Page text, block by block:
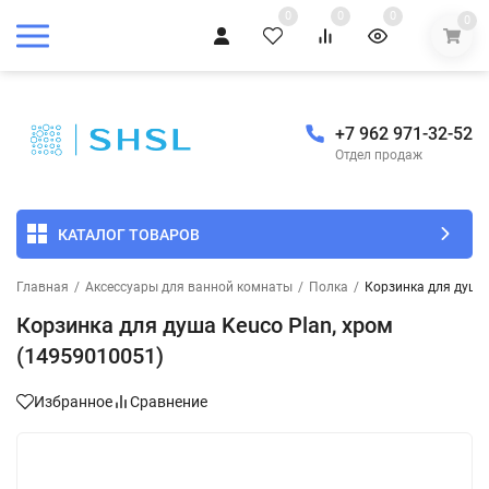
0 0 0 0
+7 962 971-32-52
Отдел продаж
КАТАЛОГ ТОВАРОВ
Главная / Аксессуары для ванной комнаты / Полка / Корзинка для
Корзинка для душа Keuco Plan, хром
(14959010051)
Избранное Сравнение